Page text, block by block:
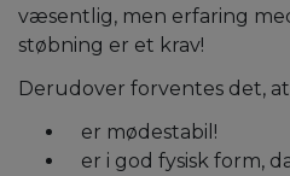
væsentlig, men erfaring
støbning er et krav!
Derudover forventes det,
er mødestabil!
er i god fysisk form,